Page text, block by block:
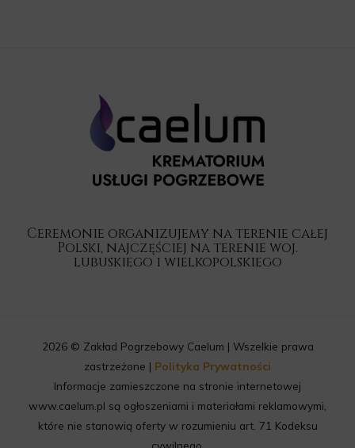
Ceremonie organizujemy na terenie całej
Polski, najczęściej na terenie woj.
lubuskiego i wielkopolskiego
2026 © Zakład Pogrzebowy Caelum | Wszelkie prawa
zastrzeżone | Polityka Prywatności
Informacje zamieszczone na stronie internetowej
www.caelum.pl są ogłoszeniami i materiałami reklamowymi,
które nie stanowią oferty w rozumieniu art. 71 Kodeksu